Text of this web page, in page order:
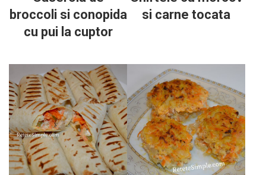
broccoli si conopida
cu pui la cuptor
si carne tocata